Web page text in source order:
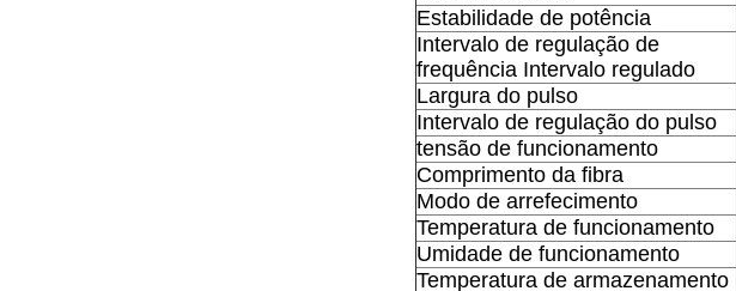
Estabilidade de potência
Intervalo de regulação de
frequência Intervalo regulado
Largura do pulso
Intervalo de regulação do pulso
tensão de funcionamento
Comprimento da fibra
Modo de arrefecimento
Temperatura de funcionamento
Umidade de funcionamento
Temperatura de armazenamento